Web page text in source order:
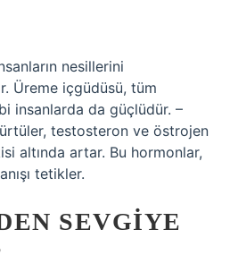
nesillerini
Üreme içgüdüsü, tüm
insanlarda da güçlüdür. –
testosteron ve östrojen
altında artar. Bu hormonlar,
tetikler.
SEVGIYE